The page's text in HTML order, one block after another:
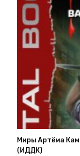
Миры Артёма
(ИДДК)